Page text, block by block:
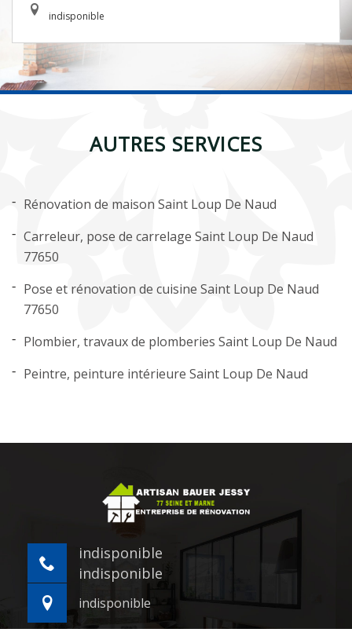
indisponible
AUTRES SERVICES
Rénovation de maison Saint Loup De Naud
Carreleur, pose de carrelage Saint Loup De Naud
77650
Pose et rénovation de cuisine Saint Loup De Naud
77650
Plombier, travaux de plomberies Saint Loup De Naud
Peintre, peinture intérieure Saint Loup De Naud
indisponible
indisponible
indisponible